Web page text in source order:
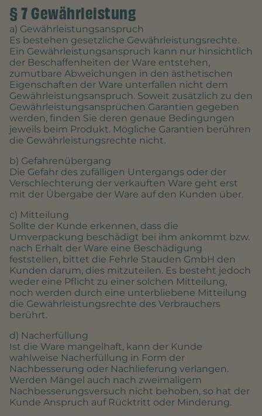
§ 7 Gewährleistung
a) Gewährleistungsanspruch
Es bestehen gesetzliche Gewährleistungsrechte.
Ein Gewährleistungsanspruch kann nur hinsichtlich
der Beschaffenheiten der Ware entstehen,
zumutbare Abweichungen in den ästhetischen
Eigenschaften der Ware unterfallen nicht dem
Gewährleistungsanspruch. Soweit zusätzlich zu den
Gewährleistungsansprüchen Garantien gegeben
werden, finden Sie deren genaue Bedingungen
jeweils beim Produkt. Mögliche Garantien berühren
die Gewährleistungsrechte nicht.
b) Gefahrenübergang
Die Gefahr des zufälligen Untergangs oder der
Verschlechterung der verkauften Ware geht erst
mit der Übergabe der Ware auf den Kunden über.
c) Mitteilung
Sollte der Kunde erkennen, dass die
Umverpackung beschädigt bei ihm ankommt bzw.
nach Erhalt der Ware eine Beschädigung
feststellen, bittet die Fehrle Stauden GmbH den
Kunden darum, dies mitzuteilen. Es besteht jedoch
weder eine Pflicht zu einer solchen Mitteilung,
noch werden durch eine unterbliebene Mitteilung
die Gewährleistungsrechte des Verbrauchers
berührt.
d) Nacherfüllung
Ist die Ware mangelhaft, kann der Kunde
wahlweise Nacherfüllung in Form der
Nachbesserung oder Nachlieferung verlangen.
Werden Mängel auch nach zweimaligem
Nachbesserungsversuch nicht behoben, so hat der
Kunde Anspruch auf Rücktritt oder Minderung.